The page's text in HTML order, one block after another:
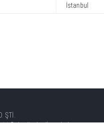
İstanbul
ŞTİ.
Bahçelievler /İstanbul